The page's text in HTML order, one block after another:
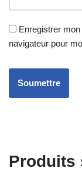
Enregistrer
navigateur pour
Produits